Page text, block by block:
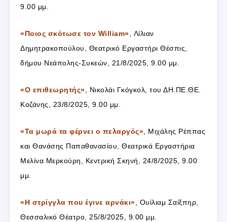
9.00 μμ.
«Ποιος σκότωσε τον William», Λίλιαν
Δημητρακοπούλου, Θεατρικό Εργαστήρι Θέσπις,
δήμου Νεάπολης-Συκεών, 21/8/2025, 9.00 μμ.
«Ο επιθεωρητής», Νικολάι Γκόγκολ, του ΔΗ.ΠΕ.ΘΕ.
Κοζάνης, 23/8/2025, 9.00 μμ.
«Τα μωρά τα φέρνει ο πελαργός», Μιχάλης Ρέππας
και Θανάσης Παπαθανασίου, Θεατρικά Εργαστήρια
Μελίνα Μερκούρη, Κεντρική Σκηνή, 24/8/2025, 9.00
μμ.
«Η στρίγγλα που έγινε αρνάκι», Ουίλιαμ Σαίξπηρ,
Θεσσαλικό Θέατρο, 25/8/2025, 9.00 μμ.